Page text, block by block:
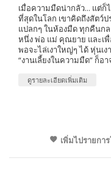
เมื่อความมืดน่ากลัว... แต่ก็
ที่สุดในโลก เขาคิดถึงสัตว์ป
แปลกๆ ในห้องมืด ทุกคืนก
หนึ่ง พ่อ แม่ คุณยาย และเพื่
พอจะไล่เงาใหญ่ๆ ได้ หุ่นเ
“งานเลี้ยงในความมืด” ก็อ
ดูรายละเอียดเพิ่มเติม
เพิ่มไปรายกา